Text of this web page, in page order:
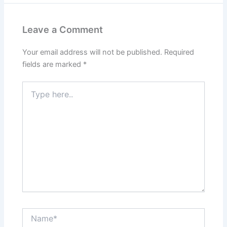
Leave a Comment
Your email address will not be published. Required
fields are marked *
here..